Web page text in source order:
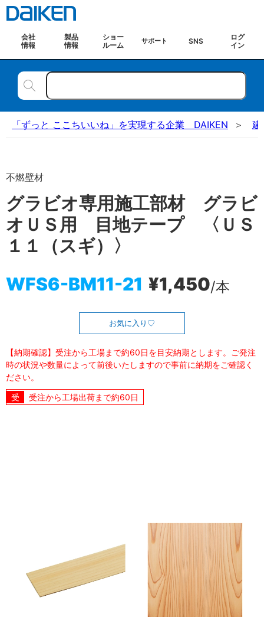
会社
情報
製品
情報
ショー
ルーム
サポート SNS
ログ
イン
「ずっと ここちいいね」を実現する企業 DAIKEN 建
不燃壁材
グラビオ専用施工部材 グラビ
オＵＳ用 目地テープ 〈ＵＳ
１１（スギ）〉
WFS6-BM11-21 ¥1,450/本
お気に入り
【納期確認】受注から工場まで約60日を目安納期とします。ご発注
時の状況や数量によって前後いたしますので事前に納期をご確認く
ださい。
受注から工場出荷まで約60日